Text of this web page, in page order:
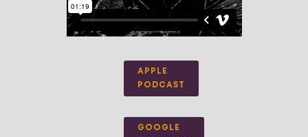
APPLE
PODCAST
GOOGLE